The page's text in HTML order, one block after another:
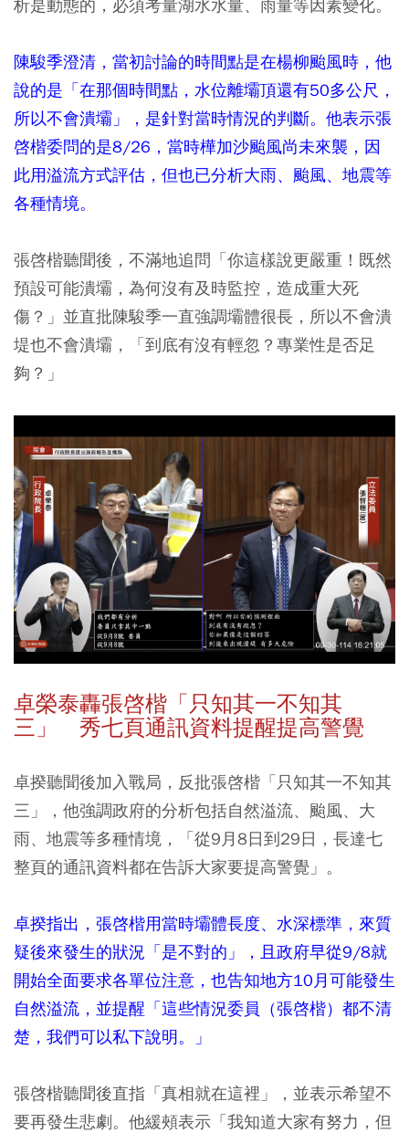
析是動態的，必須考量湖水水量、雨量等因素變化。
陳駿季澄清，當初討論的時間點是在楊柳颱風時，他
說的是「在那個時間點，水位離壩頂還有50多公尺，
所以不會潰壩」，是針對當時情況的判斷。他表示張
啓楷委問的是8/26，當時樺加沙颱風尚未來襲，因
此用溢流方式評估，但也已分析大雨、颱風、地震等
各種情境。
張啓楷聽聞後，不滿地追問「你這樣說更嚴重！既然
預設可能潰壩，為何沒有及時監控，造成重大死
傷？」並直批陳駿季一直強調壩體很長，所以不會潰
堤也不會潰壩，「到底有沒有輕忽？專業性是否足
夠？」
卓榮泰轟張啓楷「只知其一不知其
三」 秀七頁通訊資料提醒提高警覺
卓揆聽聞後加入戰局，反批張啓楷「只知其一不知其
三」，他強調政府的分析包括自然溢流、颱風、大
雨、地震等多種情境，「從9月8日到29日，長達七
整頁的通訊資料都在告訴大家要提高警覺」。
卓揆指出，張啓楷用當時壩體長度、水深標準，來質
疑後來發生的狀況「是不對的」，且政府早從9/8就
開始全面要求各單位注意，也告知地方10月可能發生
自然溢流，並提醒「這些情況委員（張啓楷）都不清
楚，我們可以私下說明。」
張啓楷聽聞後直指「真相就在這裡」，並表示希望不
要再發生悲劇。他緩頰表示「我知道大家有努力，但